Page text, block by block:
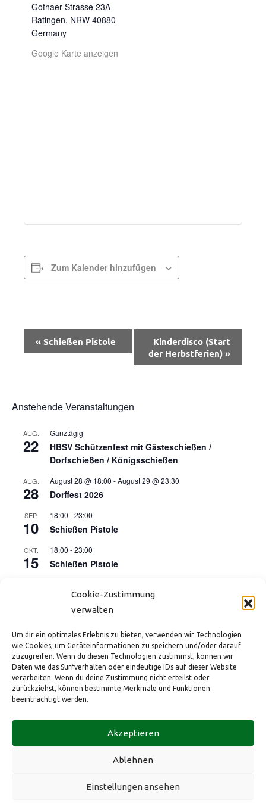
Cookie-Zustimmung
verwalten
Um dir ein optimales Erlebnis zu bieten, verwenden wir Technologien
wie Cookies, um Geräteinformationen zu speichern und/oder darauf
zuzugreifen. Wenn du diesen Technologien zustimmst, können wir
Daten wie das Surfverhalten oder eindeutige IDs auf dieser Website
verarbeiten. Wenn du deine Zustimmung nicht erteilst oder
zurückziehst, können bestimmte Merkmale und Funktionen
beeinträchtigt werden.
Akzeptieren
Ablehnen
Einstellungen ansehen
Gothaer Strasse 23A
Ratingen, NRW 40880
Germany
Google Karte anzeigen
Zum Kalender hinzufügen
Veranstaltung-
Navigation
« Schießen Pistole
Kinderdisco (Start
der Herbstferien) »
Anstehende Veranstaltungen
AUG.
22
Ganztägig
HBSV Schützenfest mit Gästeschießen /
Dorfschießen / Königsschießen
AUG.
28
August 28 @ 18:00 -August 29 @ 23:30
Dorffest 2026
SEP.
10
18:00 -23:00
Schießen Pistole
OKT.
15
18:00 -23:00
Schießen Pistole
Kinderdisco (Start der Herbstferien)
12 Schießen Pistole
DEZ.
10
18:00-23:00
Schießen Pistole
Kalender anzeigen
40883 Ratingen
Tel.: +49 173 2882431
eMail: info@hbsv-1965.de
Web:hbsv-1965.de
Cookie-Richtlinie (EU)
DatennutzungsbestimmungenundNutzungsbedingungern